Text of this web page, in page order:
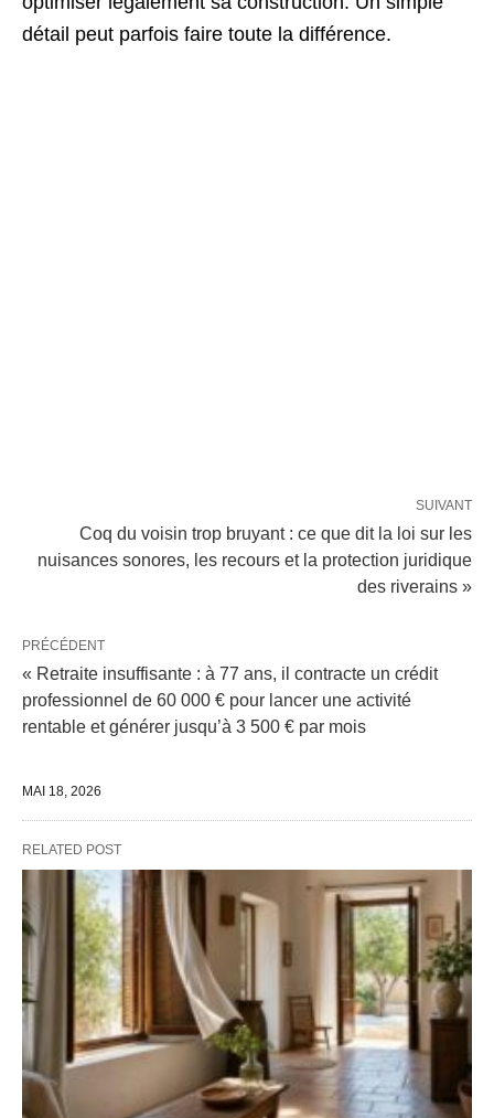
détail peut parfois faire toute la différence.
SUIVANT
Coq du voisin trop bruyant : ce que dit la loi sur les
nuisances sonores, les recours et la protection juridique
des riverains »
PRÉCÉDENT
« Retraite insuffisante : à 77 ans, il contracte un crédit
professionnel de 60 000 € pour lancer une activité
rentable et générer jusqu’à 3 500 € par mois
MAI 18, 2026
RELATED POST